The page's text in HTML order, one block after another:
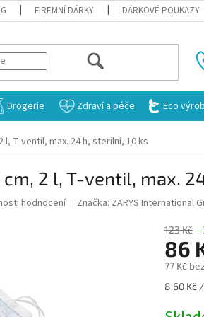
FIREMNÍ DÁRKY DÁRKOVÉ POUKAZY
HLEDAT
Drogerie Zdraví a péče Eco
l, T-ventil, max. 24 h, sterilní, 10 ks
2 l, T-ventil, max.
hodnocení Značka: ZARYS International
123 Kč
86
77 Kč
Měrná
8,60 Kč